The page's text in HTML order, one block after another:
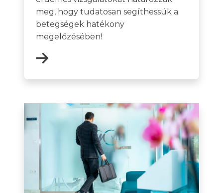
meg, hogy tudatosan segíthessük a
betegségek hatékony
megelőzésében!